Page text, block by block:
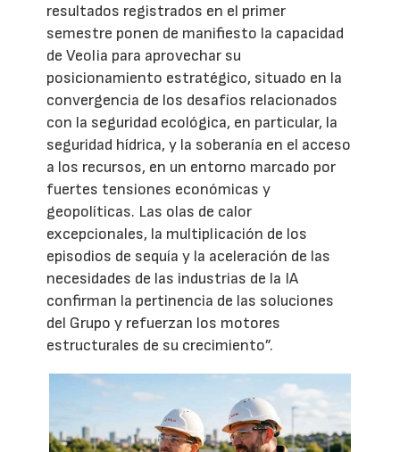
resultados registrados en el primer
semestre ponen de manifiesto la capacidad
de Veolia para aprovechar su
posicionamiento estratégico, situado en la
convergencia de los desafíos relacionados
con la seguridad ecológica, en particular, la
seguridad hídrica, y la soberanía en el acceso
a los recursos, en un entorno marcado por
fuertes tensiones económicas y
geopolíticas. Las olas de calor
excepcionales, la multiplicación de los
episodios de sequía y la aceleración de las
necesidades de las industrias de la IA
confirman la pertinencia de las soluciones
del Grupo y refuerzan los motores
estructurales de su crecimiento”.